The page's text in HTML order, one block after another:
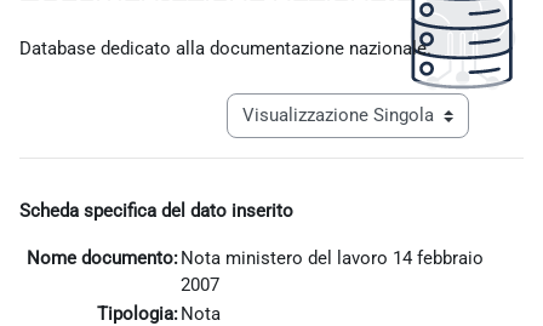
Database dedicato alla documentazione nazionale.
Navigazione terziaria modalità
Scheda specifica del dato inserito
Nome documento:Nota ministero del lavoro 14 febbraio
2007
Tipologia:Nota